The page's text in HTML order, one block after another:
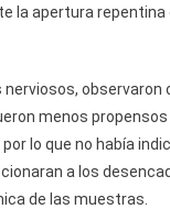
la apertura
menos
lo que no había
a los
de las muestras.